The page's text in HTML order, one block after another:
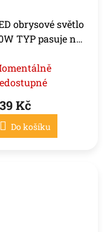
obrysové světlo
TYP pasuje na
/X5
Kč
Do košíku